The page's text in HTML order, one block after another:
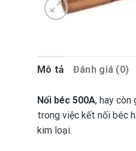
Mô tả Đánh giá (0)
Nối béc 500A, hay còn
trong việc kết nối béc
kim loại.